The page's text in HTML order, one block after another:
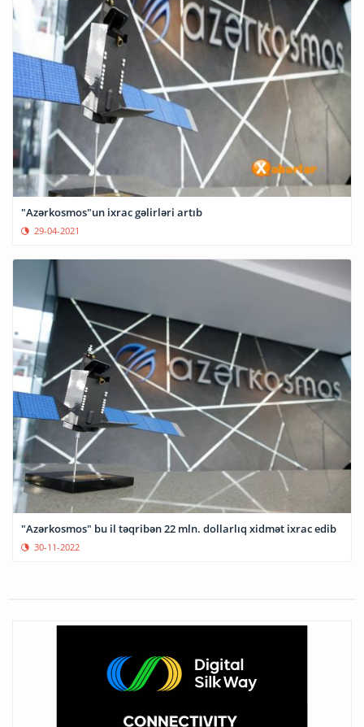
"Azərkosmos"un ixrac gəlirləri artıb
29-04-2021
"Azərkosmos" bu il təqribən 22 mln. dollarlıq xidmət ixrac edib
30-11-2022